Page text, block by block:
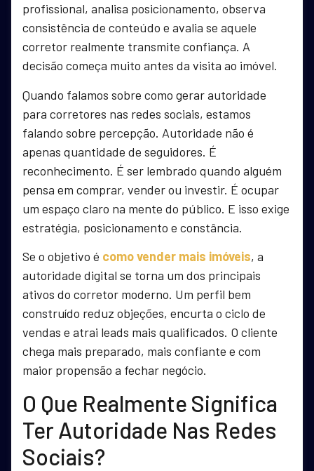
profissional, analisa posicionamento, observa
consistência de conteúdo e avalia se aquele
corretor realmente transmite confiança. A
decisão começa muito antes da visita ao imóvel.
Quando falamos sobre como gerar autoridade
para corretores nas redes sociais, estamos
falando sobre percepção. Autoridade não é
apenas quantidade de seguidores. É
reconhecimento. É ser lembrado quando alguém
pensa em comprar, vender ou investir. É ocupar
um espaço claro na mente do público. E isso exige
estratégia, posicionamento e constância.
Se o objetivo é como vender mais imóveis, a
autoridade digital se torna um dos principais
ativos do corretor moderno. Um perfil bem
construído reduz objeções, encurta o ciclo de
vendas e atrai leads mais qualificados. O cliente
chega mais preparado, mais confiante e com
maior propensão a fechar negócio.
O Que Realmente Significa
Ter Autoridade Nas Redes
Sociais?